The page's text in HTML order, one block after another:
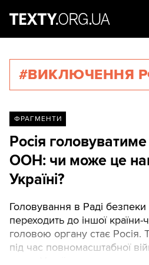
#ВИКЛЮЧЕННЯ
ФРАГМЕНТИ
Росія
ООН: чи може це
Україні?
Головування в Раді
переходить до іншої країни-
головою органу стає Росія.
під час повномасштабної